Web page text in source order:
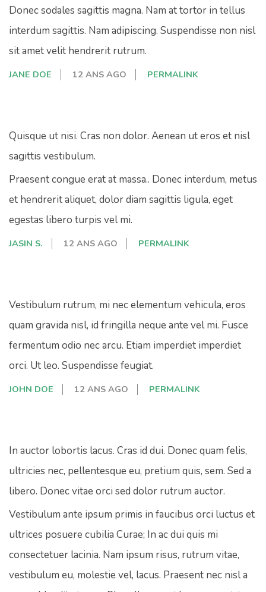
Donec sodales sagittis magna. Nam at tortor in tellus
interdum sagittis. Nam adipiscing. Suspendisse non nisl
sit amet velit hendrerit rutrum.
JANE DOE 12 ANS AGO PERMALINK
Quisque ut nisi. Cras non dolor. Aenean ut eros et nisl
sagittis vestibulum.
Praesent congue erat at massa.. Donec interdum, metus
et hendrerit aliquet, dolor diam sagittis ligula, eget
egestas libero turpis vel mi.
JASIN S. 12 ANS AGO PERMALINK
Vestibulum rutrum, mi nec elementum vehicula, eros
quam gravida nisl, id fringilla neque ante vel mi. Fusce
fermentum odio nec arcu. Etiam imperdiet imperdiet
orci. Ut leo. Suspendisse feugiat.
JOHN DOE 12 ANS AGO PERMALINK
In auctor lobortis lacus. Cras id dui. Donec quam felis,
ultricies nec, pellentesque eu, pretium quis, sem. Sed a
libero. Donec vitae orci sed dolor rutrum auctor.
Vestibulum ante ipsum primis in faucibus orci luctus et
ultrices posuere cubilia Curae; In ac dui quis mi
consectetuer lacinia. Nam ipsum risus, rutrum vitae,
vestibulum eu, molestie vel, lacus. Praesent nec nisl a